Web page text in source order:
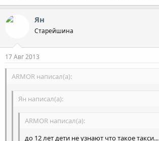
Ян
Старейшина
17 Авг 2013
ARMOR написал(а):
Ян написал(а):
ARMOR написал(а):
до 12 лет дети не узнают что такое такси...